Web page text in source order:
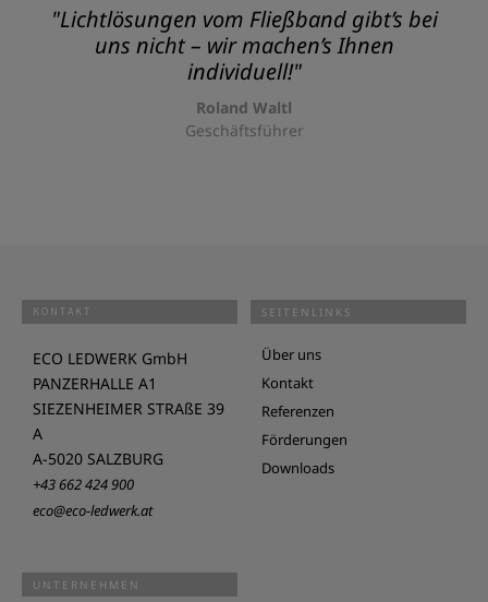
"Lichtlösungen vom Fließband gibt’s bei
uns nicht – wir machen’s Ihnen
individuell!"
Roland Waltl
Geschäftsführer
KONTAKT
ECO LEDWERK GmbH
PANZERHALLE A1
SIEZENHEIMER STRAßE 39
A
A-5020 SALZBURG
+43 662 424 900
eco@eco-ledwerk.at
SEITENLINKS
Über uns
Kontakt
Referenzen
Förderungen
Downloads
UNTERNEHMEN